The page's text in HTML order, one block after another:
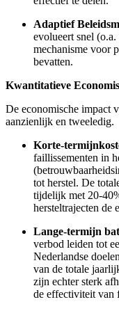
Adaptief
evolueert snel
mechanisme voor
bevatten.
Kwantitatieve
De economische impact
aanzienlijk en tweeledig.
Korte-
faillissementen in
tot herstel. De
tijdelijk met 20-
hersteltrajecten de
Lange-termijn
verbod leiden tot
Nederlandse
van de totale
zijn echter sterk
de effectiviteit van